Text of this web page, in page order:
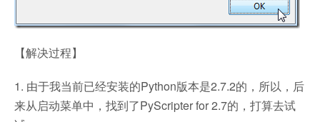
【解决过程】
1. 由于我当前已经安装的Python版本是2.7.2的，所以，后
来从启动菜单中，找到了PyScripter for 2.7的，打算去试